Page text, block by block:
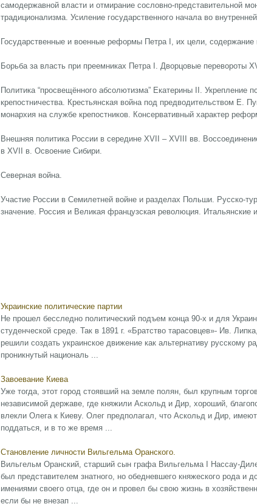
самодержавной власти и отмирание сословно-представительной
традиционализма. Усиление государственного начала во
Государственные и военные реформы Петра I, их цели,
Борьба за власть при преемниках Петра I. Дворцовые перевороты
Политика “просвещённого абсолютизма” Екатерины II. Укрепление
крепостничества. Крестьянская война под предводительством Е.
монархия на службе крепостников. Консервативный характер
Внешняя политика России в середине XVII – XVIII вв.
в XVII в. Освоение Сибири.
Северная война.
Участие России в Семилетней войне и разделах Польши. Русско-
значение. Россия и Великая французская революция.
Украинские политические партии
Не прошел бесследно политический подъем конца 90-х и для
студенческой среде. Так в 1891 г. «Братство тарасовцев»- Ив.
решили создать украинское движение как альтернативу русскому
проникнутый националь ...
Завоевание Киева
Уже тогда, этот город стоявший на земле полян, был крупным
независимой державе, где княжили Аскольд и Дир, хороший,
влекли Олега к Киеву. Олег предполагал, что Аскольд и Дир,
поддаться, и в то же время ...
Становление личности Вильгельма Оранского.
Вильгельм Оранский, старший сын графа Вильгельма I Нассау-
был представителем знатного, но обедневшего княжеского рода и
имениями своего отца, где он и провел бы свою жизнь в
если бы не внезап ...